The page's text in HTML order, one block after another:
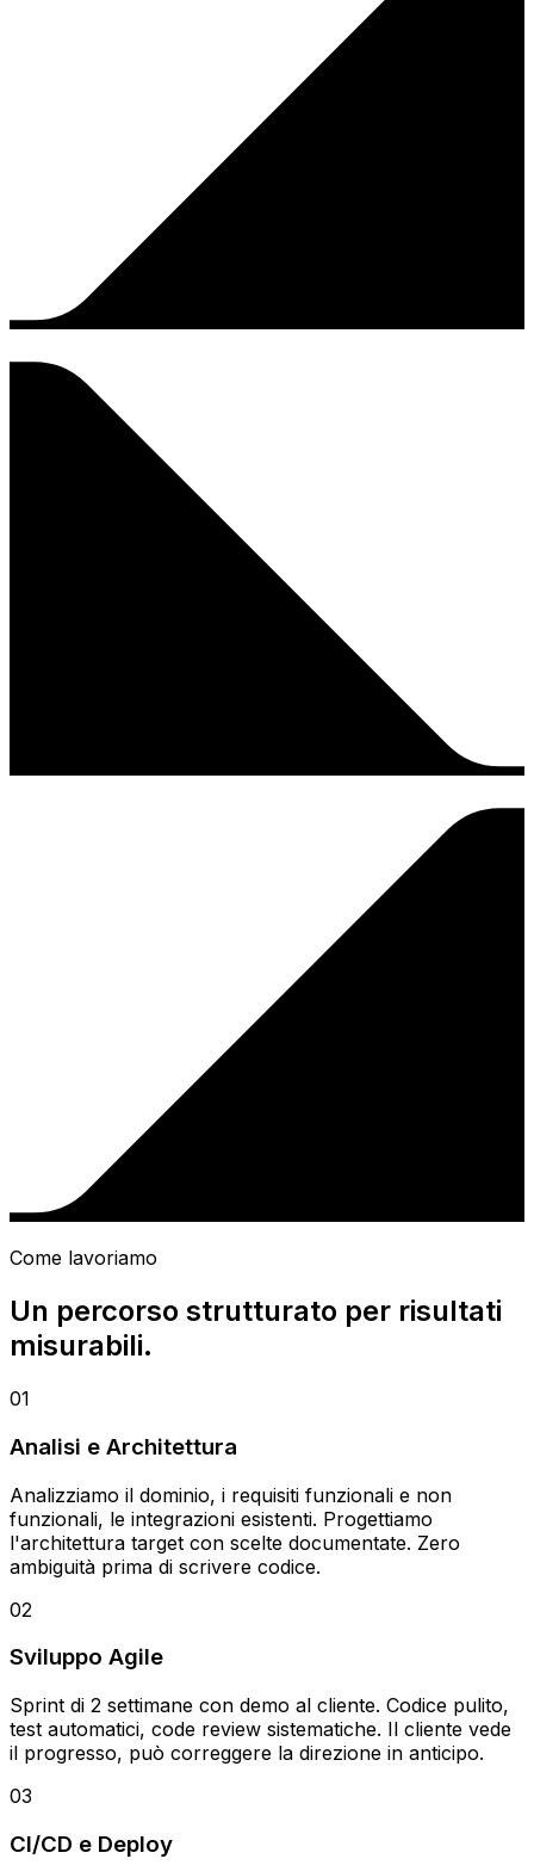
Come lavoriamo
Un percorso strutturato per risultati
misurabili.
01
Analisi e Architettura
Analizziamo il dominio, i requisiti funzionali e non
funzionali, le integrazioni esistenti. Progettiamo
l'architettura target con scelte documentate. Zero
ambiguità prima di scrivere codice.
02
Sviluppo Agile
Sprint di 2 settimane con demo al cliente. Codice pulito,
test automatici, code review sistematiche. Il cliente vede
il progresso, può correggere la direzione in anticipo.
03
CI/CD e Deploy